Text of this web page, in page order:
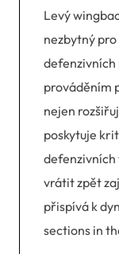
Levý
nezbytný
prováděním
nejen
poskytuje
defenzivních
vrátit zpět
přispívá k
sections in